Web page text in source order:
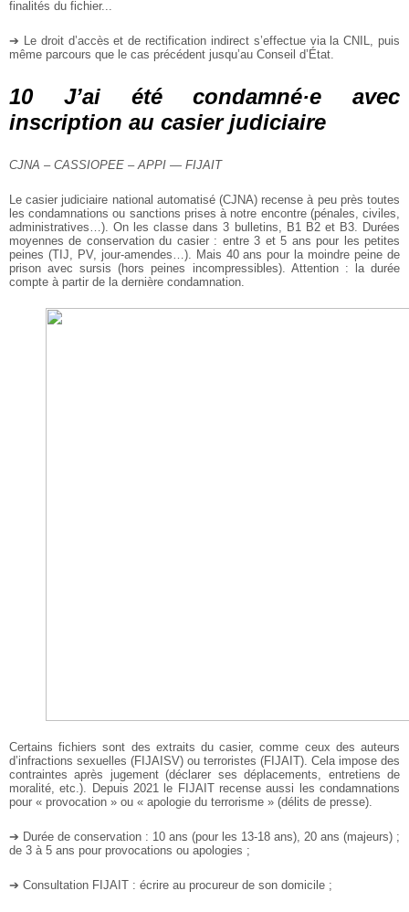
finalités du fichier...
➔ Le droit d’accès et de rectification indirect s’effectue via la CNIL, puis
même parcours que le cas précédent jusqu’au Conseil d’État.
10 J’ai été condamné·e avec
inscription au casier judiciaire
CJNA – CASSIOPEE – APPI — FIJAIT
Le casier judiciaire national automatisé (CJNA) recense à peu près toutes
les condamnations ou sanctions prises à notre encontre (pénales, civiles,
administratives…). On les classe dans 3 bulletins, B1 B2 et B3. Durées
moyennes de conservation du casier : entre 3 et 5 ans pour les petites
peines (TIJ, PV, jour-amendes…). Mais 40 ans pour la moindre peine de
prison avec sursis (hors peines incompressibles). Attention : la durée
compte à partir de la dernière condamnation.
Certains fichiers sont des extraits du casier, comme ceux des auteurs
d’infractions sexuelles (FIJAISV) ou terroristes (FIJAIT). Cela impose des
contraintes après jugement (déclarer ses déplacements, entretiens de
moralité, etc.). Depuis 2021 le FIJAIT recense aussi les condamnations
pour « provocation » ou « apologie du terrorisme » (délits de presse).
➔ Durée de conservation : 10 ans (pour les 13-18 ans), 20 ans (majeurs) ;
de 3 à 5 ans pour provocations ou apologies ;
➔ Consultation FIJAIT : écrire au procureur de son domicile ;